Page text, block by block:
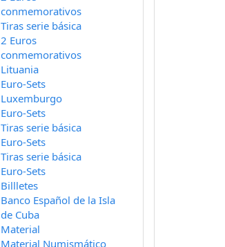
conmemorativos
Tiras serie básica
2 Euros
conmemorativos
Lituania
Euro-Sets
Luxemburgo
Euro-Sets
Tiras serie básica
Euro-Sets
Tiras serie básica
Euro-Sets
Billletes
Banco Español de la Isla
de Cuba
Material
Material Numismático